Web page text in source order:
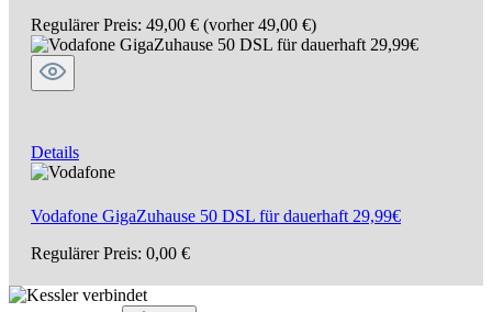
Regulärer Preis: 49,00 € (vorher 49,00 €)
Details
Vodafone GigaZuhause 50 DSL für dauerhaft 29,99€
Regulärer Preis: 0,00 €